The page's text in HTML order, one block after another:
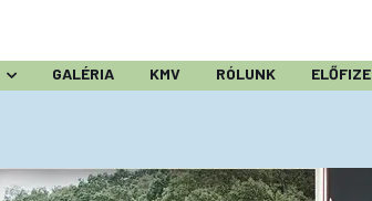
GALÉRIA KMV RÓLUNK